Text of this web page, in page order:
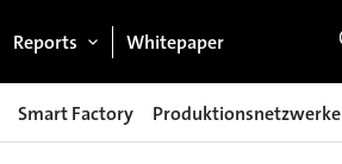
Reports Whitepaper
Smart Factory Produktionsnetzwerke